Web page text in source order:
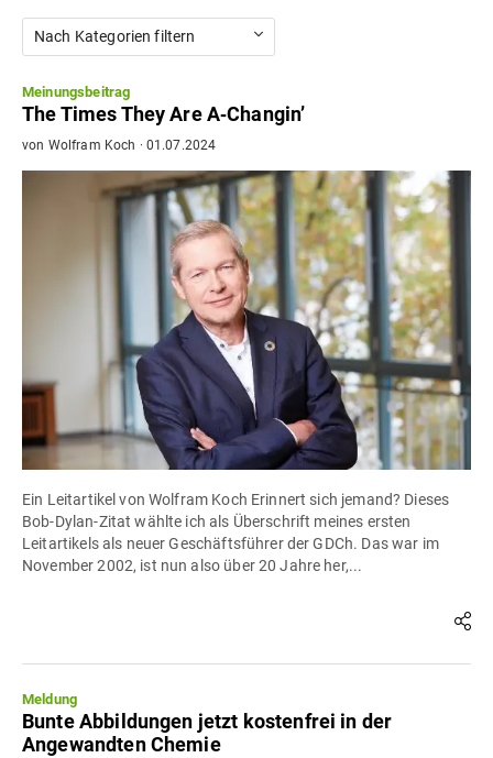
Nach Kategorien filtern
Meinungsbeitrag
The Times They Are A‐Changin’
von Wolfram Koch · 01.07.2024
Ein Leitartikel von Wolfram Koch Erinnert sich jemand? Dieses
Bob-Dylan-Zitat wählte ich als Überschrift meines ersten
Leitartikels als neuer Geschäftsführer der GDCh. Das war im
November 2002, ist nun also über 20 Jahre her,...
Meldung
Bunte Abbildungen jetzt kostenfrei in der
Angewandten Chemie